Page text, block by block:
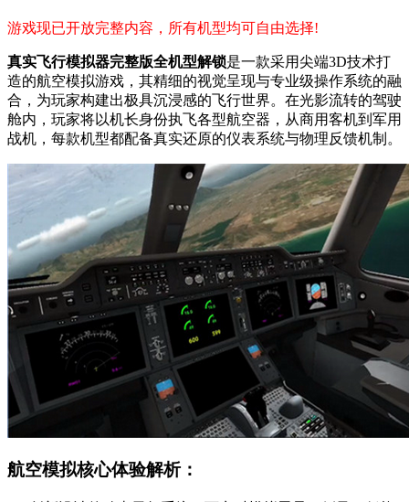
游戏现已开放完整内容，所有机型均可自由选择!
真实飞行模拟器完整版全机型解锁是一款采用尖端3D技术打
造的航空模拟游戏，其精细的视觉呈现与专业级操作系统的融
合，为玩家构建出极具沉浸感的飞行世界。在光影流转的驾驶
舱内，玩家将以机长身份执飞各型航空器，从商用客机到军用
战机，每款机型都配备真实还原的仪表系统与物理反馈机制。
航空模拟核心体验解析：